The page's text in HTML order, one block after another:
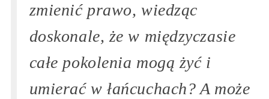
zmienić prawo, wiedząc
doskonale, że w międzyczasie
całe pokolenia mogą żyć i
umierać w łańcuchach? A może